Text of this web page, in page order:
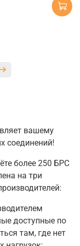
вашему
соединений!
более 250 БРС
на три
доступные по
там, где нет